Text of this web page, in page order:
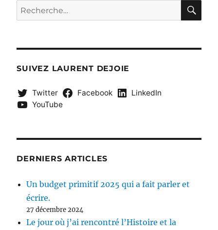
Recherche
pour :
SUIVEZ LAURENT DEJOIE
Twitter Facebook
LinkedIn
YouTube
DERNIERS ARTICLES
Un budget primitif 2025 qui a fait parler et
écrire.
27 décembre 2024
Le jour où j’ai rencontré l’Histoire et la